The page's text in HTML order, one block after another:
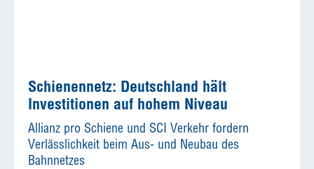
Schienennetz: Deutschland hält
Investitionen auf hohem Niveau
Allianz pro Schiene und SCI Verkehr fordern
Verlässlichkeit beim Aus- und Neubau des
Bahnnetzes